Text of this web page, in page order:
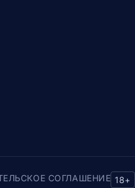
СОГЛАШЕНИЕ 18+